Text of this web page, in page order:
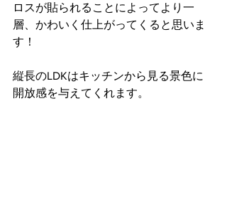
ロスが貼られることによってより一
層、かわいく仕上がってくると思いま
す！
縦長のLDKはキッチンから見る景色に
開放感を与えてくれます。